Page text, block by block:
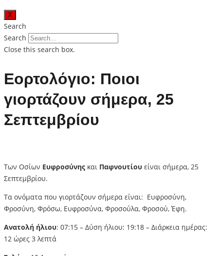
X
Search
Search
Close this search box.
Εορτολόγιο: Ποιοι
γιορτάζουν σήμερα, 25
Σεπτεμβρίου
Των Οσίων Ευφροσύνης και Παφνουτίου είναι σήμερα, 25
Σεπτεμβρίου.
Τα ονόματα που γιορτάζουν σήμερα είναι: Ευφροσύνη,
Φροσύνη, Φρόσω, Ευφροσύνα, Φροσούλα, Φροσού, Έφη.
Ανατολή ήλιου: 07:15 – Δύση ήλιου: 19:18 – Διάρκεια ημέρας:
12 ώρες 3 λεπτά